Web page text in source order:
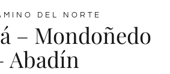
DEL NORTE
– Mondoñedo
Abadín